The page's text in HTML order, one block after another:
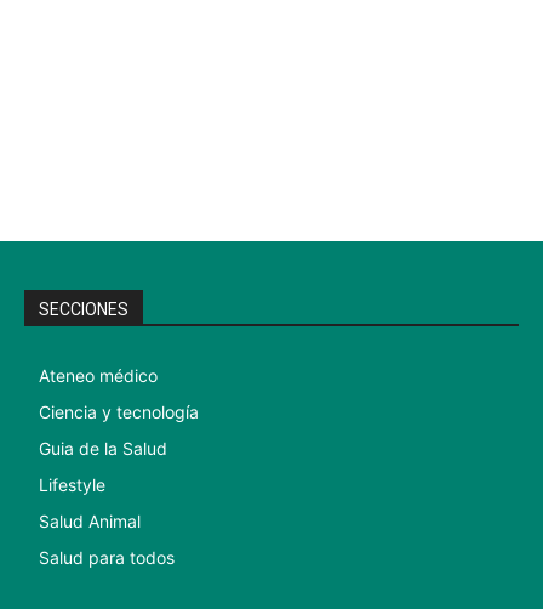
SECCIONES
Ateneo médico
Ciencia y tecnología
Guia de la Salud
Lifestyle
Salud Animal
Salud para todos